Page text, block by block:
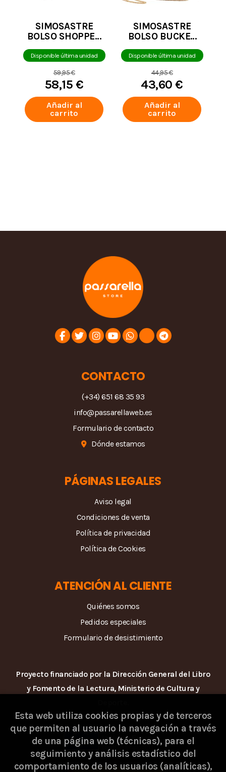
SIMOSASTRE
BOLSO SHOPPER
BATANIE CAMEL
Disponible última unidad
59,95 €
58,15 €
Añadir al
carrito
SIMOSASTRE
BOLSO BUCKET
BAG LUCILLE ORO
Disponible última unidad
44,95 €
43,60 €
Añadir al
carrito
CONTACTO
(+34) 651 68 35 93
info@passarellaweb.es
Formulario de contacto
Dónde estamos
PÁGINAS LEGALES
Aviso legal
Condiciones de venta
Política de privacidad
Política de Cookies
ATENCIÓN AL CLIENTE
Quiénes somos
Pedidos especiales
Formulario de desistimiento
Proyecto financiado por la Dirección General del Libro
y Fomento de la Lectura, Ministerio de Cultura y
Esta web utiliza cookies propias y de terceros
que permiten al usuario la navegación a través
de una página web (técnicas), para el
seguimiento y análisis estadístico del
comportamiento de los usuarios (analíticas),